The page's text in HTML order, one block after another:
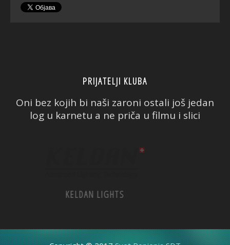
PRIJATELJI KLUBA
Oni bez kojih bi naši zaroni ostali još jedan
log u karnetu a ne priča u filmu i slici